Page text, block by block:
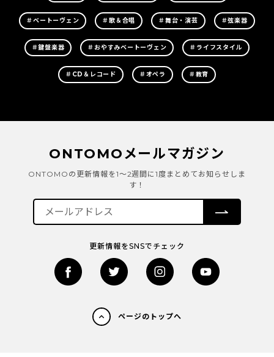
＃ベートーヴェン ＃歌＆合唱 ＃舞台・演芸 ＃弦楽器
＃鍵盤楽器 ＃おやすみベートーヴェン ＃ライフスタイル
＃CD＆レコード ＃オペラ ＃教育
ONTOMOメールマガジン
ONTOMOの更新情報を1～2週間に1度まとめてお知らせしま
す！
更新情報をSNSでチェック
ページのトップへ